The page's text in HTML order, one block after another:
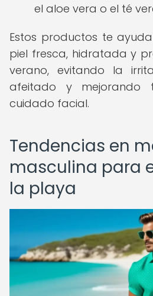
el aloe vera o el té
Estos productos te
piel fresca, hidratada y
verano, evitando la
afeitado y mejorando
cuidado facial.
Tendencias en
masculina para
la playa